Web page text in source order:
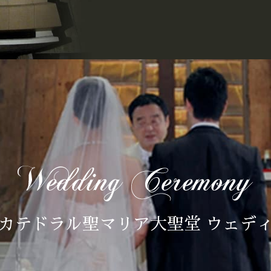
テドラル聖マリア大聖堂 ウェデ